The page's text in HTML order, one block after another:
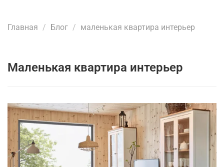
Главная Блог маленькая квартира интерьер
маленькая квартира интерьер